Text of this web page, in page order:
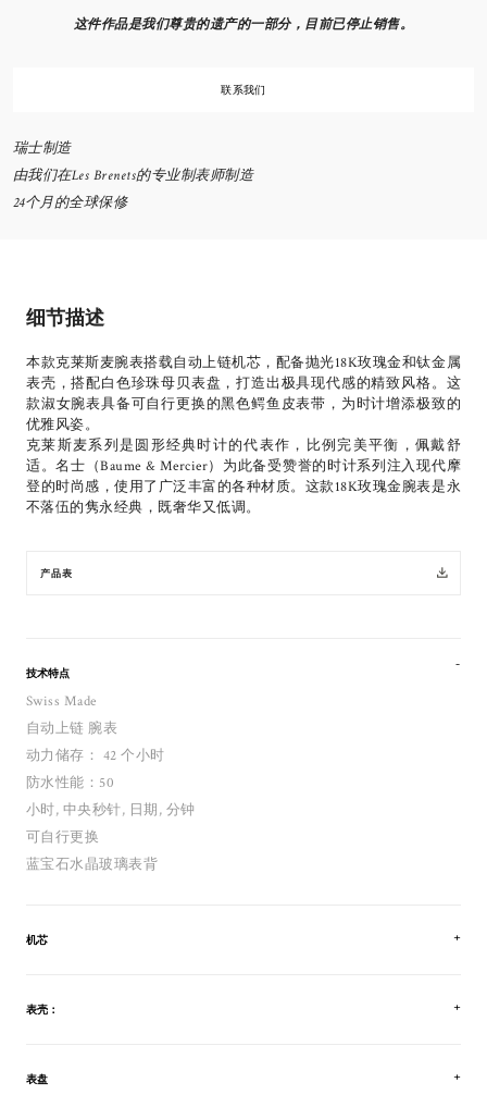
这件作品是我们尊贵的遗产的一部分，目前已停止销售。
联系我们
瑞士制造
由我们在Les Brenets的专业制表师制造
24个月的全球保修
细节描述
本款克莱斯麦腕表搭载自动上链机芯，配备抛光18K玫瑰金和钛金属
表壳，搭配白色珍珠母贝表盘，打造出极具现代感的精致风格。这
款淑女腕表具备可自行更换的黑色鳄鱼皮表带，为时计增添极致的
优雅风姿。
克莱斯麦系列是圆形经典时计的代表作，比例完美平衡，佩戴舒
适。名士（Baume & Mercier）为此备受赞誉的时计系列注入现代摩
登的时尚感，使用了广泛丰富的各种材质。这款18K玫瑰金腕表是永
不落伍的隽永经典，既奢华又低调。
产品表
技术特点
Swiss Made
自动上链 腕表
动力储存： 42 个小时
防水性能：50
小时, 中央秒针, 日期, 分钟
可自行更换
蓝宝石水晶玻璃表背
机芯
表壳：
表盘